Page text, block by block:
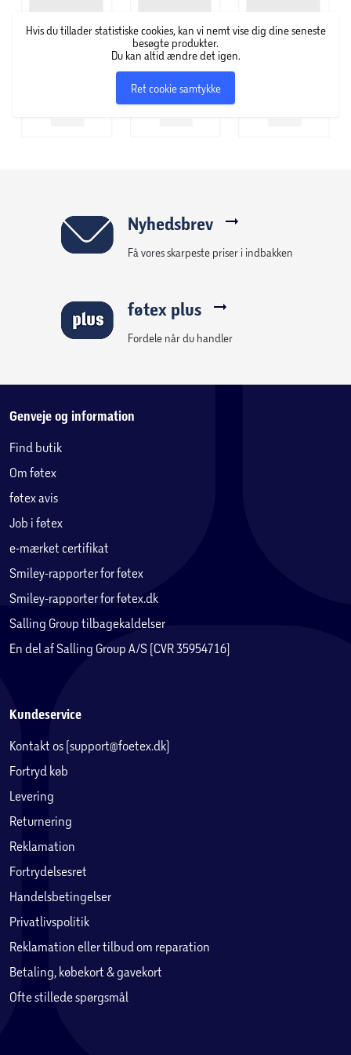
Hvis du tillader statistiske cookies, kan vi nemt vise dig dine seneste
besøgte produkter.
Du kan altid ændre det igen.
Ret cookie samtykke
Nyhedsbrev
Få vores skarpeste priser i indbakken
føtex plus
Fordele når du handler
Genveje og information
Find butik
Om føtex
føtex avis
Job i føtex
e-mærket certifikat
Smiley-rapporter for føtex
Smiley-rapporter for føtex.dk
Salling Group tilbagekaldelser
En del af Salling Group A/S (CVR 35954716)
Kundeservice
Kontakt os (support@foetex.dk)
Fortryd køb
Levering
Returnering
Reklamation
Fortrydelsesret
Handelsbetingelser
Privatlivspolitik
Reklamation eller tilbud om reparation
Betaling, købekort & gavekort
Ofte stillede spørgsmål